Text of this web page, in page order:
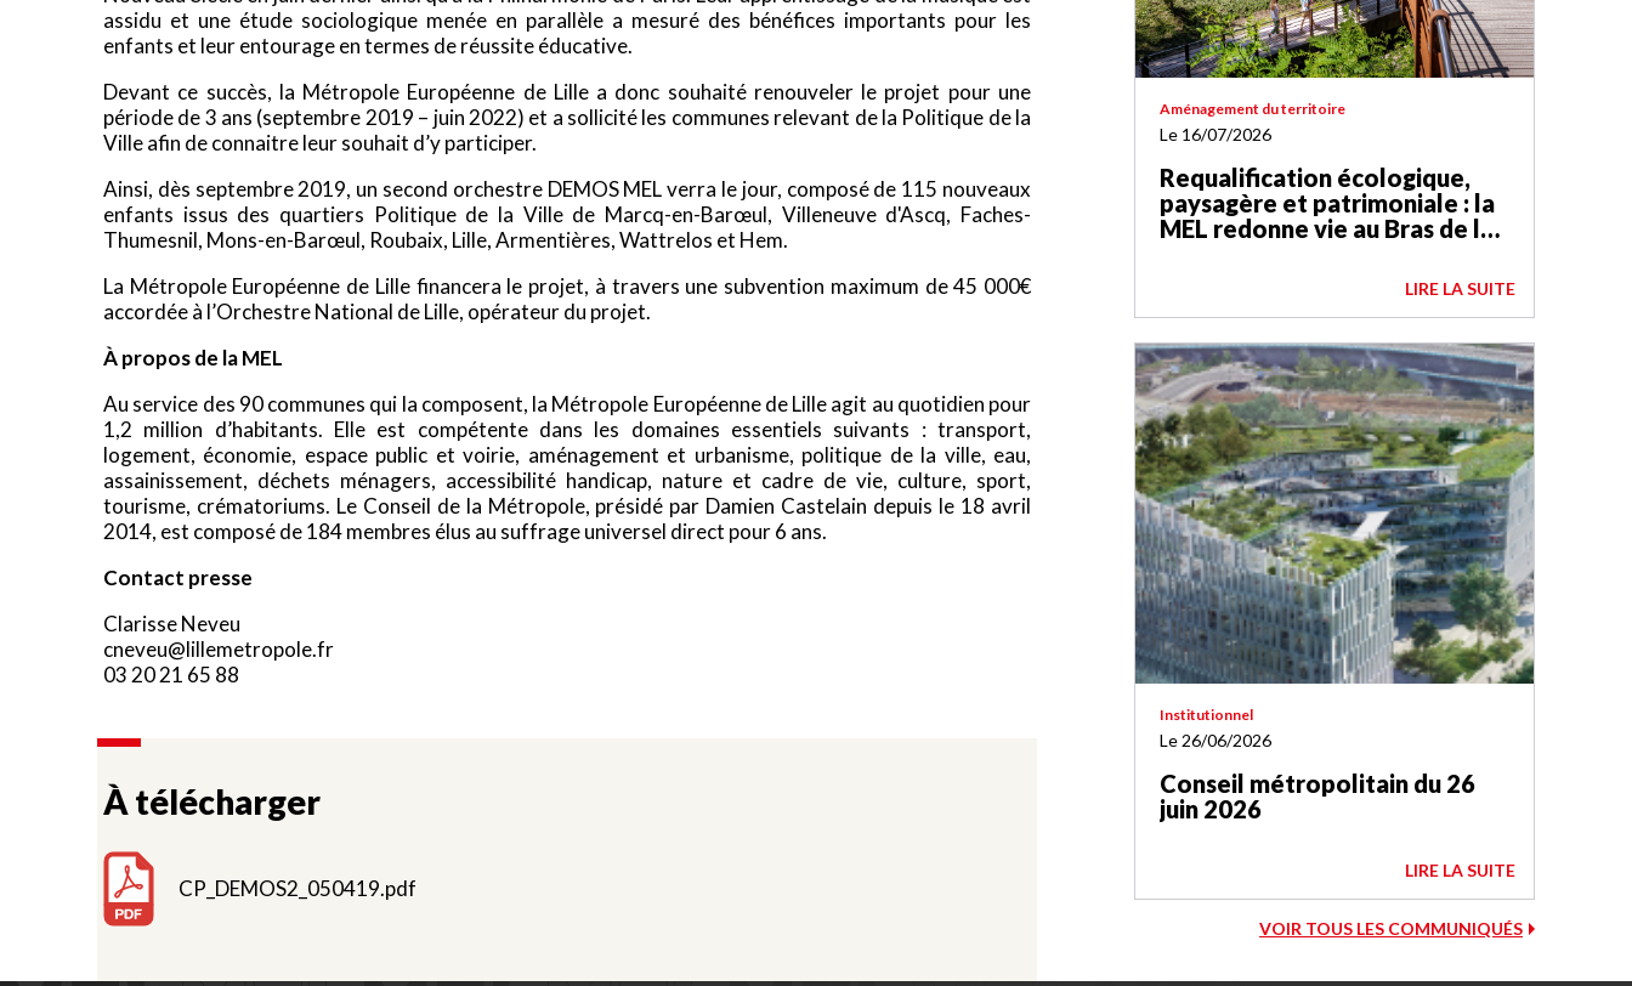
assidu et une étude sociologique menée en parallèle a mesuré des bénéfices importants pour les
enfants et leur entourage en termes de réussite éducative.
Devant ce succès, la Métropole Européenne de Lille a donc souhaité renouveler le projet pour une
période de 3 ans (septembre 2019 – juin 2022) et a sollicité les communes relevant de la Politique de la
Ville afin de connaitre leur souhait d’y participer.
Ainsi, dès septembre 2019, un second orchestre DEMOS MEL verra le jour, composé de 115 nouveaux
enfants issus des quartiers Politique de la Ville de Marcq-en-Barœul, Villeneuve d'Ascq, Faches-
Thumesnil, Mons-en-Barœul, Roubaix, Lille, Armentières, Wattrelos et Hem.
La Métropole Européenne de Lille financera le projet, à travers une subvention maximum de 45 000€
accordée à l’Orchestre National de Lille, opérateur du projet.
À propos de la MEL
Au service des 90 communes qui la composent, la Métropole Européenne de Lille agit au quotidien pour
1,2 million d’habitants. Elle est compétente dans les domaines essentiels suivants : transport,
logement, économie, espace public et voirie, aménagement et urbanisme, politique de la ville, eau,
assainissement, déchets ménagers, accessibilité handicap, nature et cadre de vie, culture, sport,
tourisme, crématoriums. Le Conseil de la Métropole, présidé par Damien Castelain depuis le 18 avril
2014, est composé de 184 membres élus au suffrage universel direct pour 6 ans.
Contact presse
Clarisse Neveu
cneveu@lillemetropole.fr
03 20 21 65 88
À télécharger
CP_DEMOS2_050419.pdf
VOIR TOUS LES COMMUNIQUÉS
Aménagement du territoire
Le 16/07/2026
Requalification écologique,
paysagère et patrimoniale : la
MEL redonne vie au Bras de la
LIRE LA SUITE
Institutionnel
Le 26/06/2026
Conseil métropolitain du 26
juin 2026
LIRE LA SUITE